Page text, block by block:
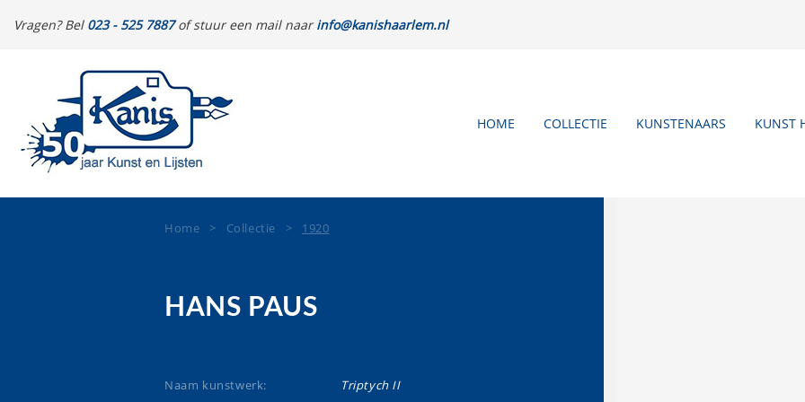
Vragen? Bel 023 - 525 7887of stuur een mail naarinfo@kanishaarlem.nl
HOME COLLECTIE KUNSTENAARS KUNST
Home > Collectie > 1920
HANS PAUS
Naam kunstwerk:
Triptych II